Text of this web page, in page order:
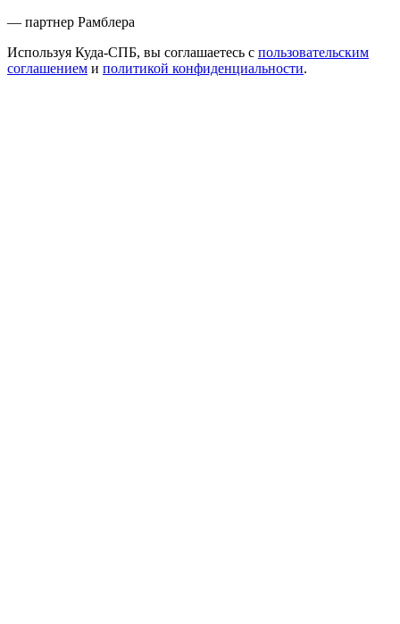
— партнер Рамблера
Используя Куда-СПБ, вы соглашаетесь с пользовательским
соглашением и политикой конфиденциальности.